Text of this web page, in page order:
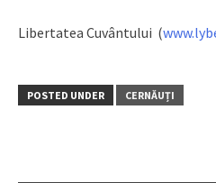
Libertatea Cuvântului (
POSTED UNDER CERNĂUȚI